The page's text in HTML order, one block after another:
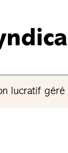
lucratif géré